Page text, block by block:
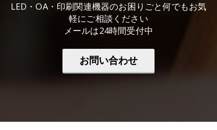
LED・OA・印刷関連機器のお困りごと何でもお気
軽にご相談ください
メールは24時間受付中
お問い合わせ